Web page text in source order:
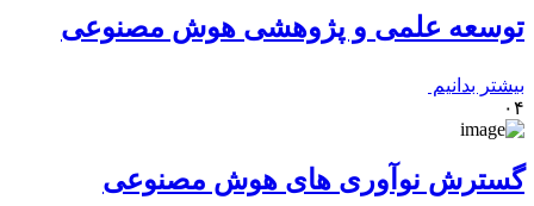
توسعه علمی و پژوهشی هوش مصنوعی
بیشتر بدانیم
۰۴
گسترش نوآوری های هوش مصنوعی